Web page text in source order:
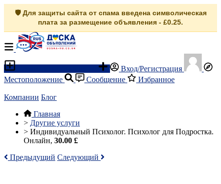
🛡️ Для защиты сайта от спама введена символическая
плата за размещение объявления - £0.25.
Вход/Регистрация
Местоположение
Сообщение Избранное
Компании Блог
Главная
> Другие услуги
> Индивидуальный Психолог. Психолог для Подростка.
Онлайн, 30.00 £
Предыдущий Следующий